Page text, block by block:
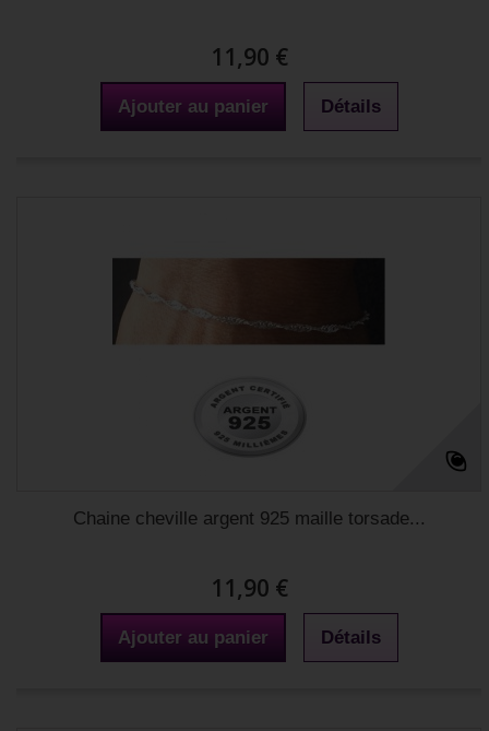
11,90 €
Ajouter au panier Détails
Chaine cheville argent 925 maille torsade...
11,90 €
Ajouter au panier Détails